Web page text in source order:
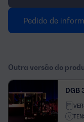
Pedido de
Outra versão do
DGB